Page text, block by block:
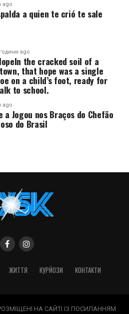
ago
a quien te crió te sale
ago
the cracked soil of a
that hope was a single
on a child’s foot, ready for
to school.
ago
a Jogou nos Braços do Chefão
do Brasil
ЖИТТЯ КУРЙОЗИ КОНТАКТИ
НА САЙТІ ІЗ ПОСИЛАННЯМ